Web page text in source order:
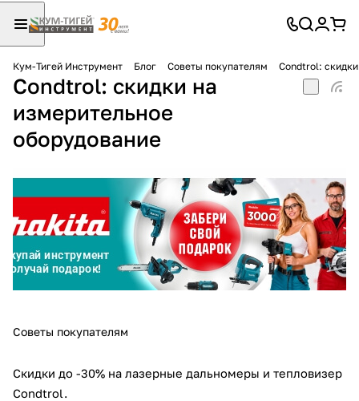
Кум-Тигей Инструмент Блог Советы покупателям Condtrol:
Condtrol: скидки на
измерительное
оборудование
Советы покупателям
Скидки до -30% на лазерные дальномеры и тепловизер
Condtrol.
Для клиентов всех банков
Разбейте
оплату
на части
без переплат
График платежей
Добавляйте товары